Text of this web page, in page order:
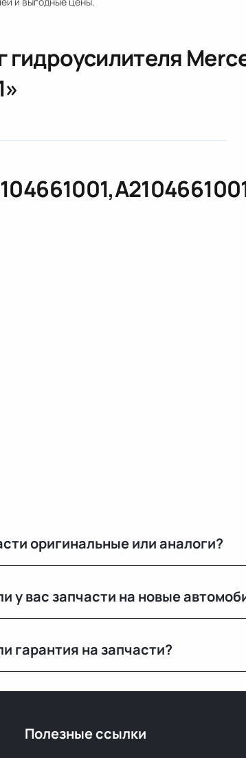
гидроусилителя
»
оригинальные или аналоги?
с минимальным пробегом.
у вас запчасти на новые
гарантия на запчасти?
Полезные ссылки